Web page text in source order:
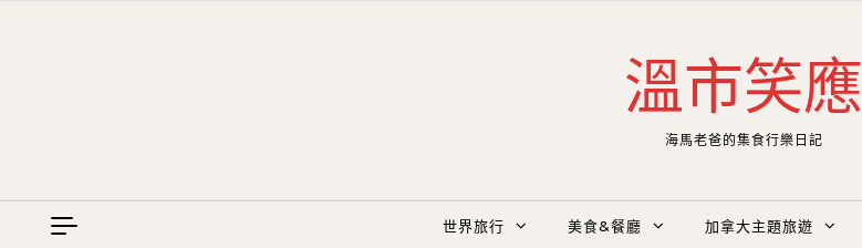
溫市笑應
海馬老爸的集食行樂日記
世界旅行 美食&餐廳 加拿大主題旅遊